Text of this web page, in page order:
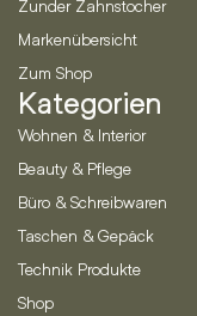
Zunder Zahnstocher
Markenübersicht
Zum Shop
Kategorien
Wohnen & Interior
Beauty & Pflege
Büro & Schreibwaren
Taschen & Gepäck
Technik Produkte
Shop